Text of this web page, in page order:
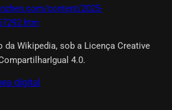
content/2025-
da Wikipedia, sob a Licença Creative
4.0.
digital